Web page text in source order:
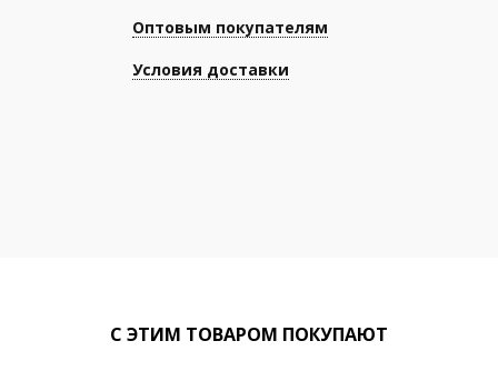
Оптовым покупателям
Условия доставки
С ЭТИМ ТОВАРОМ ПОКУПАЮТ